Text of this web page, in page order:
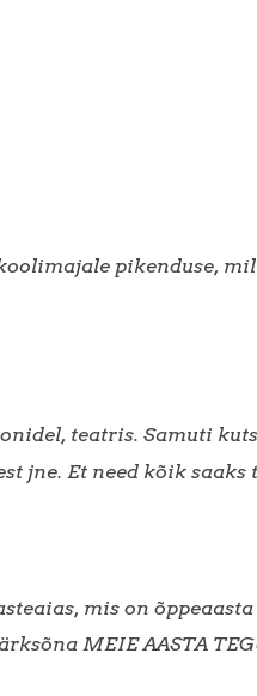
pikenduse,
teatris. Samuti
jne. Et need kõik saaks
mis on
MEIE AASTA